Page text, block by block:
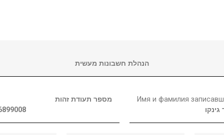
הנהלת חשבונות מעשית
מספר תעודת זהות
Имя и фамилия
גינקו